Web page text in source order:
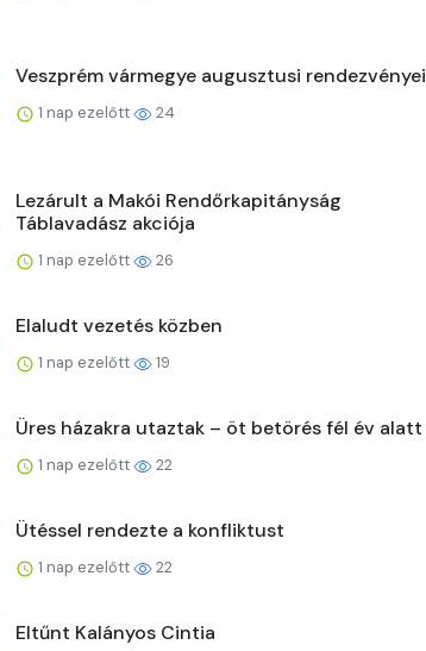
Veszprém vármegye augusztusi rendezvényei
1 nap ezelőtt 24
Lezárult a Makói Rendőrkapitányság
Táblavadász akciója
1 nap ezelőtt 26
Elaludt vezetés közben
1 nap ezelőtt 19
Üres házakra utaztak – öt betörés fél év alatt
1 nap ezelőtt 22
Ütéssel rendezte a konfliktust
1 nap ezelőtt 22
Eltűnt Kalányos Cintia